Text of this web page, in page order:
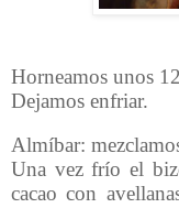
Horneamos unos
Dejamos enfriar.
Almíbar:
Una vez frío el
cacao con